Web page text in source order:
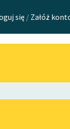
się / Załóż
O